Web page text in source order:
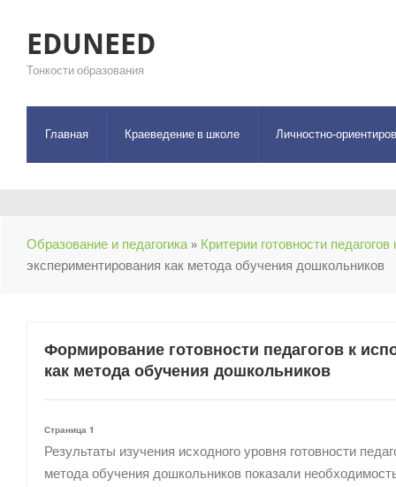
EDUNEED
Тонкости образования
Главная Краеведение в школе Личностно-
Образование и педагогика» Критерии готовности
экспериментирования как метода обучения дошкольников
Формирование готовности педагогов к
как метода обучения дошкольников
Страница 1
Результаты изучения исходного уровня готовности
метода обучения дошкольников показали